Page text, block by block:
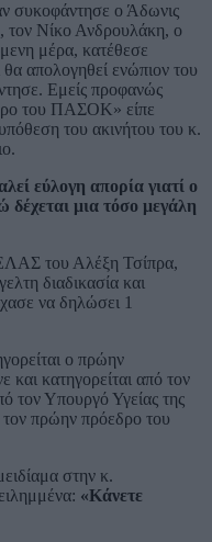
συκοφάντησε ο Άδωνις
Νίκο Ανδρουλάκη, ο
μέρα, κατέθεσε
απολογηθεί ενώπιον του
Εμείς προφανώς
του ΠΑΣΟΚ» είπε
του ακινήτου του κ.
εύλογη απορία γιατί ο
μια τόσο μεγάλη
του Αλέξη Τσίπρα,
διαδικασία και
να δηλώσει 1
ο πρώην
και κατηγορείται από τον
τον Υπουργό Υγείας της
τον πρώην πρόεδρο του
στην κ.
«Κάνετε